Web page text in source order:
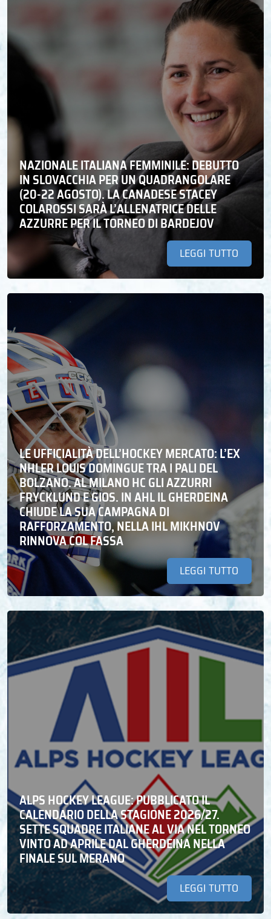
NAZIONALE ITALIANA FEMMINILE: DEBUTTO
IN SLOVACCHIA PER UN QUADRANGOLARE
(20-22 AGOSTO). LA CANADESE STACEY
COLAROSSI SARÀ L’ALLENATRICE DELLE
AZZURRE PER IL TORNEO DI BARDEJOV
LEGGI TUTTO
LE UFFICIALITÀ DELL’HOCKEY MERCATO: L’EX
NHLER LOUIS DOMINGUE TRA I PALI DEL
BOLZANO. AL MILANO HC GLI AZZURRI
FRYCKLUND E GIOS. IN AHL IL GHERDEINA
CHIUDE LA SUA CAMPAGNA DI
RAFFORZAMENTO, NELLA IHL MIKHNOV
RINNOVA COL FASSA
LEGGI TUTTO
ALPS HOCKEY LEAGUE: PUBBLICATO IL
CALENDARIO DELLA STAGIONE 2026/27.
SETTE SQUADRE ITALIANE AL VIA NEL TORNEO
VINTO AD APRILE DAL GHERDEINA NELLA
FINALE SUL MERANO
LEGGI TUTTO